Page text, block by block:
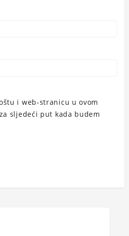
i web-stranicu u ovom
sljedeći put kada budem